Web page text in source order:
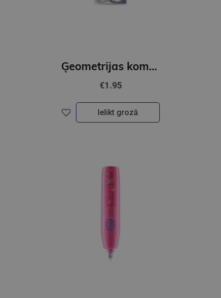
Ģeometrijas komplekts 20cm. 4 priekšmeti
€1.95
Ielikt grozā